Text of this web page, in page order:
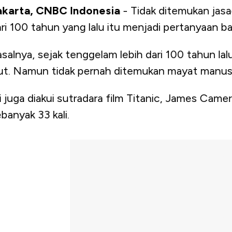
CNBC Indonesia - Tidak ditemukan
100 tahun yang lalu itu menjadi pertanyaan
sejak tenggelam lebih dari 100 tahun
Namun tidak pernah ditemukan mayat
juga diakui sutradara film Titanic, James
33 kali.